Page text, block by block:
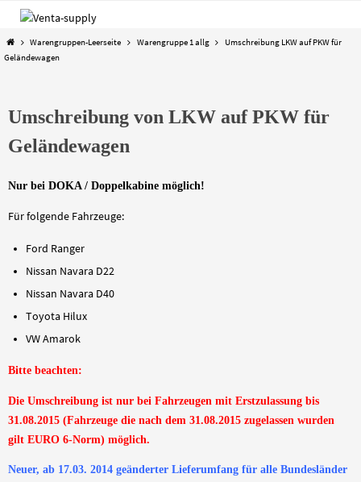
Zum
springen
StartWarengruppen-Leerseite Warengruppe 1 allg
Umschreibung LKW auf PKW für
Geländewagen
Umschreibung von LKW auf PKW für
Geländewagen
Nur bei DOKA / Doppelkabine möglich!
Für folgende Fahrzeuge:
Ford Ranger
Nissan Navara D22
Nissan Navara D40
Toyota Hilux
VW Amarok
Bitte beachten:
Die Umschreibung ist nur bei Fahrzeugen mit Erstzulassung bis
31.08.2015 (Fahrzeuge die nach dem 31.08.2015 zugelassen wurden
gilt EURO 6-Norm) möglich.
Neuer, ab 17.03. 2014 geänderter Lieferumfang für alle Bundesländer